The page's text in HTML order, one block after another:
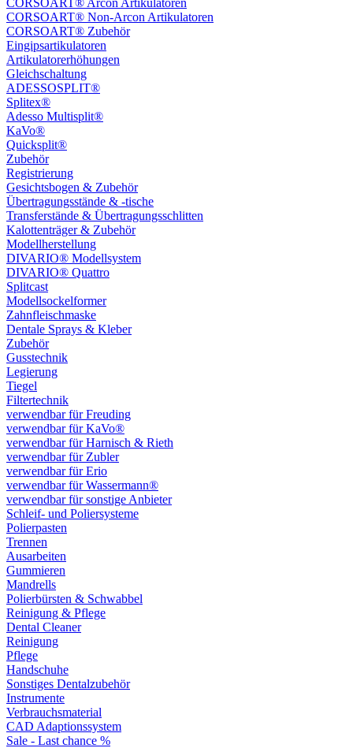
CORSOART® Non-Arcon Artikulatoren
CORSOART® Zubehör
Eingipsartikulatoren
Artikulatorerhöhungen
Gleichschaltung
ADESSOSPLIT®
Splitex®
Adesso Multisplit®
KaVo®
Quicksplit®
Zubehör
Registrierung
Gesichtsbogen & Zubehör
Übertragungsstände & -tische
Transferstände & Übertragungsschlitten
Kalottenträger & Zubehör
Modellherstellung
DIVARIO® Modellsystem
DIVARIO® Quattro
Splitcast
Modellsockelformer
Zahnfleischmaske
Dentale Sprays & Kleber
Zubehör
Gusstechnik
Legierung
Tiegel
Filtertechnik
verwendbar für Freuding
verwendbar für KaVo®
verwendbar für Harnisch & Rieth
verwendbar für Zubler
verwendbar für Erio
verwendbar für Wassermann®
verwendbar für sonstige Anbieter
Schleif- und Poliersysteme
Polierpasten
Trennen
Ausarbeiten
Gummieren
Mandrells
Polierbürsten & Schwabbel
Reinigung & Pflege
Dental Cleaner
Reinigung
Pflege
Handschuhe
Sonstiges Dentalzubehör
Instrumente
Verbrauchsmaterial
CAD Adaptionssystem
Sale - Last chance %